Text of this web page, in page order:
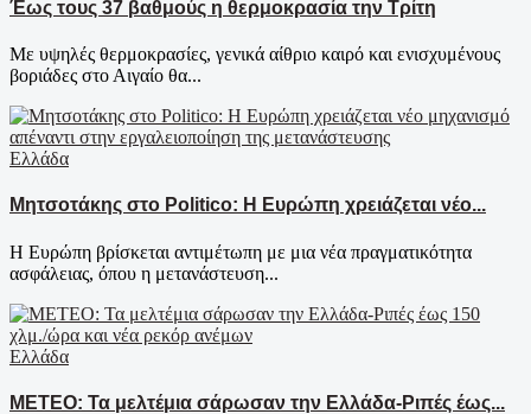
Έως τους 37 βαθμούς η θερμοκρασία την Τρίτη
Με υψηλές θερμοκρασίες, γενικά αίθριο καιρό και ενισχυμένους
βοριάδες στο Αιγαίο θα...
Ελλάδα
Μητσοτάκης στο Politico: Η Ευρώπη χρειάζεται νέο...
Η Ευρώπη βρίσκεται αντιμέτωπη με μια νέα πραγματικότητα
ασφάλειας, όπου η μετανάστευση...
Ελλάδα
ΜΕΤΕΟ: Τα μελτέμια σάρωσαν την Ελλάδα-Ριπές έως...